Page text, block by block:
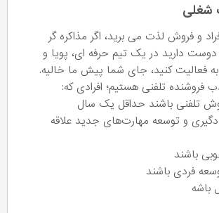
شغلی
و فروش لذت می برید، اگر مذاکره گر
دارید در یک تیم حرفه ای، پویا و
فعالیت کنید، جای شما پیش ما خالیه.
فروشنده تلفنی هستیم؛ افرادی که:
تلفنی باشند حداقل یک سال
و توسعه مهارت‌های جدید علاقه
باشند
فردی باشند